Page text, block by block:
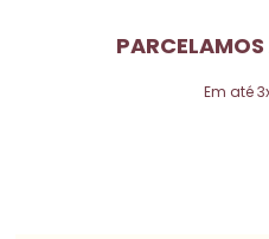
Em até